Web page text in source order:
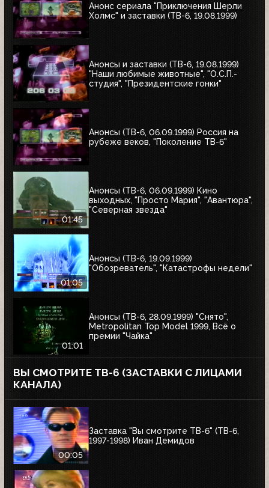
Анонс сериала "Приключения Шерли
Холмс" и заставки (ТВ-6, 19.08.1999)
Анонсы и заставки (ТВ-6, 19.08.1999)
"Наши любимые животные", "О.С.П.-
студия", "Президентские гонки"
Анонсы (ТВ-6, 06.09.1999) Россия на
рубеже веков, "Поколение ТВ-6"
01:45
Анонсы (ТВ-6, 06.09.1999) Кино
выходных, "Просто Мария", "Авантюра",
"Северная звезда"
01:05
Анонсы (ТВ-6, 19.09.1999)
"Обозреватель", "Катастрофы недели"
01:01
Анонсы (ТВ-6, 28.09.1999) "Снято",
Metropolitan Top Model 1999, Всё о
премии "Чайка"
ВЫ СМОТРИТЕ ТВ-6 (ЗАСТАВКИ С ЛИЦАМИ
КАНАЛА)
00:05
Заставка "Вы смотрите ТВ-6" (ТВ-6,
1997-1998) Иван Демидов